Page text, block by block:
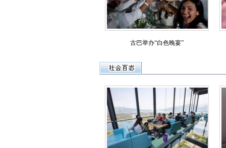
古巴举办“白色晚宴”